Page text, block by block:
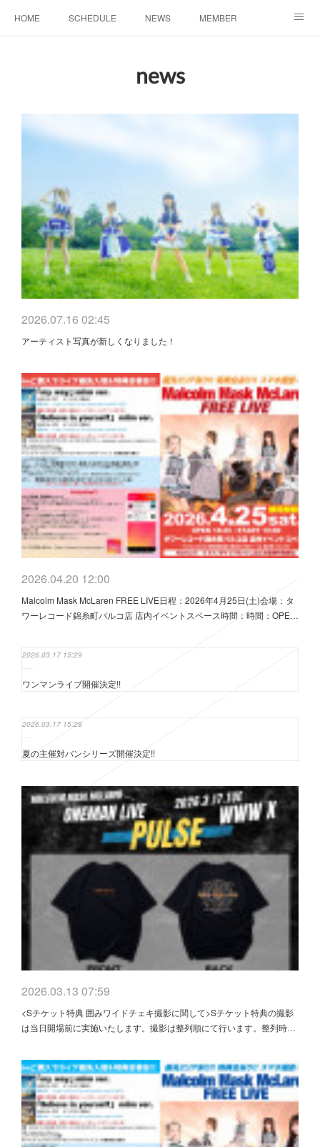
HOME SCHEDULE NEWS MEMBER
news
2026.07.16 02:45
アーティスト写真が新しくなりました！
2026.04.20 12:00
Malcolm Mask McLaren FREE LIVE日程：2026年4月25日(土)会場：タ
ワーレコード錦糸町パルコ店 店内イベントスペース時間：時間：OPE…
2026.03.17 15:29
ワンマンライブ開催決定!!
2026.03.17 15:28
夏の主催対バンシリーズ開催決定!!
2026.03.13 07:59
<Sチケット特典 囲みワイドチェキ撮影に関して>Sチケット特典の撮影
は当日開場前に実施いたします。撮影は整列順にて行います。整列時…